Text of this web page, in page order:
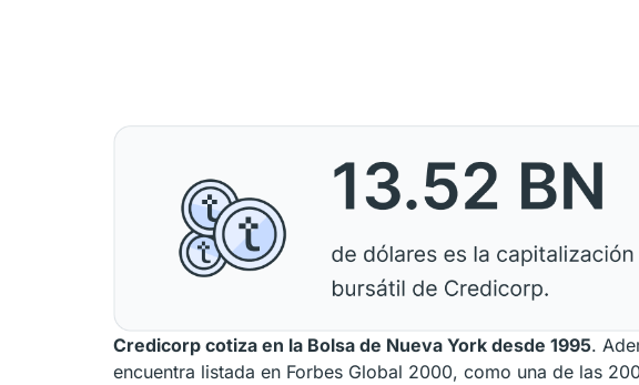
Credicorp cotiza en la Bolsa de Nueva York desde 1995.
encuentra listada en Forbes Global 2000, como una de las